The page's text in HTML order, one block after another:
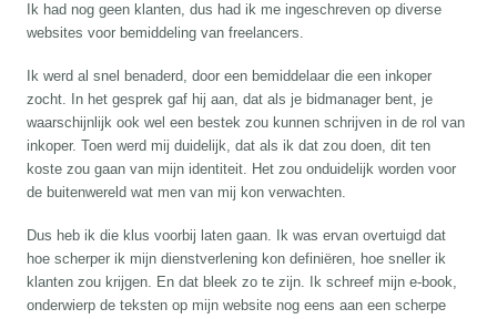
Ik had nog geen klanten, dus had ik me ingeschreven op diverse
websites voor bemiddeling van freelancers.
Ik werd al snel benaderd, door een bemiddelaar die een inkoper
zocht. In het gesprek gaf hij aan, dat als je bidmanager bent, je
waarschijnlijk ook wel een bestek zou kunnen schrijven in de rol van
inkoper. Toen werd mij duidelijk, dat als ik dat zou doen, dit ten
koste zou gaan van mijn identiteit. Het zou onduidelijk worden voor
de buitenwereld wat men van mij kon verwachten.
Dus heb ik die klus voorbij laten gaan. Ik was ervan overtuigd dat
hoe scherper ik mijn dienstverlening kon definiëren, hoe sneller ik
klanten zou krijgen. En dat bleek zo te zijn. Ik schreef mijn e-book,
onderwierp de teksten op mijn website nog eens aan een scherpe